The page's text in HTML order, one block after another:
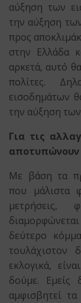
αύξηση των
την αύξηση
προς
στην Ελλάδα
αρκετά, αυτό
πολίτες.
εισοδημάτων
την αύξηση
Για τις
αποτυπώνουν
Με βάση τα
που μάλιστα
μετρήσεις,
δεύτερο
τουλάχιστον
εκλογικά,
δούμε. Εμείς
αμφισβητεί